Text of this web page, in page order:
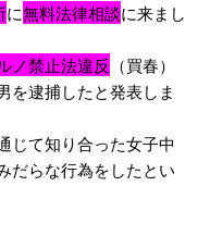
に無料法律相談に来まし
ノ禁止法違反 （買春）
を逮捕したと発表しま
じて知り合った女子中
だらな行為をしたとい